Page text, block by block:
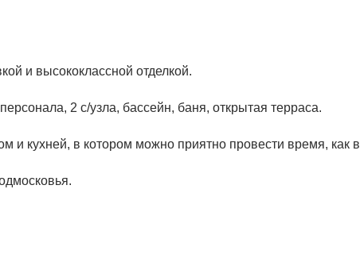
и высококлассной отделкой.
2 с/узла, бассейн, баня, открытая терраса.
кухней, в котором можно приятно провести время, как в